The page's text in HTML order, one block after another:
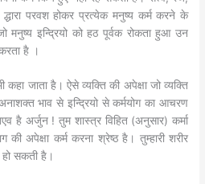
परवश होकर प्रत्येक मनुष्य कर्म करने के
इन्द्रियो को हठ पूर्वक रोकता हुआ उन
है ।
कहा जाता है। ऐसे व्यक्ति की अपेक्षा जो व्यक्ति
भाव से इन्द्रियो से कर्मयोग का आचरण
है अर्जुन ! तुम शास्त्र विहित (अनुसार) कर्मा
अपेक्षा कर्म करना श्रेष्ठ है। तुम्हारी शरीर
हो सकती है।